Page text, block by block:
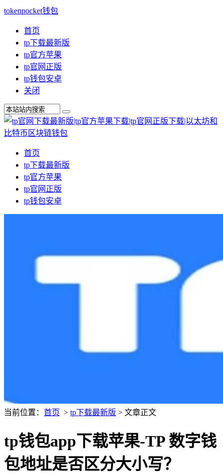
tokenpocket钱包
首页
tp下载最新版
tp官方苹果
tp官网正版
tp钱包安卓
关闭
首页
tp下载最新版
tp官方苹果
tp官网正版
tp钱包安卓
当前位置： 首页 > tp下载最新版 > 文章正文
tp钱包app下载苹果-TP 数字钱
包地址是否区分大小写？